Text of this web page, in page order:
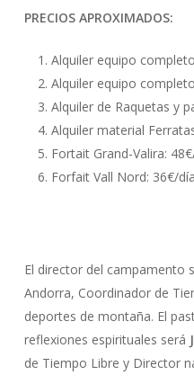
PRECIOS APROXIMADOS:
Alquiler equipo
Alquiler equipo
Alquiler de Raquetas y
Alquiler material
Fortait Grand-Valira:
Forfait Vall Nord: 36€/día
El director del campamento
Andorra, Coordinador de
deportes de montaña. El
reflexiones espirituales será
de Tiempo Libre y Director